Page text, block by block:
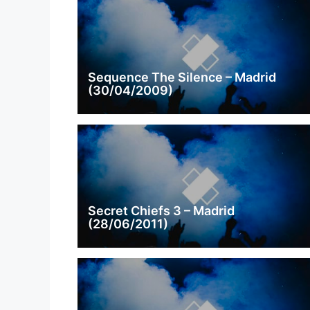
Sequence The Silence – Madrid
(30/04/2009)
Secret Chiefs 3 – Madrid
(28/06/2011)